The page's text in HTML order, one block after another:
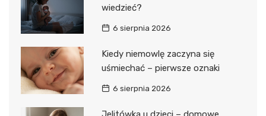
wiedzieć?
6 sierpnia 2026
Kiedy niemowlę zaczyna się
uśmiechać – pierwsze oznaki
6 sierpnia 2026